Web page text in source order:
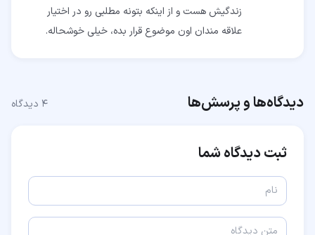
زندگیش هست و از اینکه بتونه مطلبی رو در اختیار
علاقه مندان اون موضوع قرار بده، خیلی خوشحاله.
دیدگاه‌ها و پرسش‌ها ۴ دیدگاه
ثبت دیدگاه شما